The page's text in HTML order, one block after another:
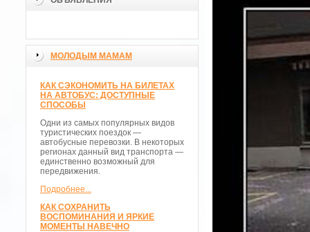
МОЛОДЫМ МАМАМ
КАК СЭКОНОМИТЬ НА БИЛЕТАХ
НА АВТОБУС: ДОСТУПНЫЕ
СПОСОБЫ
Одни из самых популярных видов
туристических поездок —
автобусные перевозки. В некоторых
регионах данный вид транспорта —
единственно возможный для
передвижения.
Подробнее...
КАК СОХРАНИТЬ
ВОСПОМИНАНИЯ И ЯРКИЕ
МОМЕНТЫ НАВЕЧНО